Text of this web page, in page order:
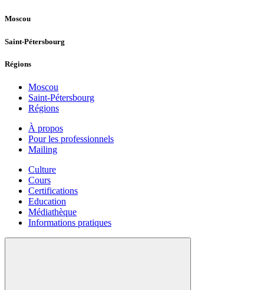
Moscou
Saint-Pétersbourg
Régions
Moscou
Saint-Pétersbourg
Régions
À propos
Pour les professionnels
Mailing
Culture
Cours
Certifications
Education
Médiathèque
Informations pratiques